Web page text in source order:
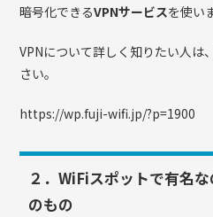
暗号化できるVPNサービスを使い
VPNについて詳しく知りたい人は
さい。
https://wp.fuji-wifi.jp/?p=1900
２．WiFiスポットで有名
のもの